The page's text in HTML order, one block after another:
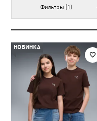
Фильтры (1)
НОВИНКА